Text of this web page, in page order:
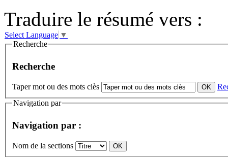
Traduire le résumé vers :
Select Language ▼
Recherche
Recherche
Taper mot ou des mots clès
Navigation par
Navigation par :
Nom de la sections